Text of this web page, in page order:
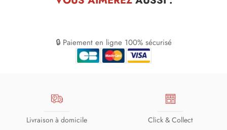
🔒 Paiement en ligne 100% sécurisé
Livraison à domicile Click & Collect